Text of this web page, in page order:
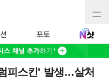
포토
피스킨' 발생…살처